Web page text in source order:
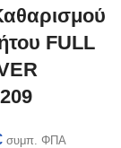
FULL
συμπ. ΦΠΑ